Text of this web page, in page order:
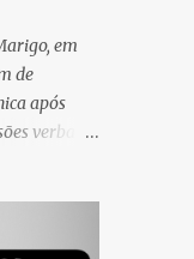
em
de
após
verbais
o